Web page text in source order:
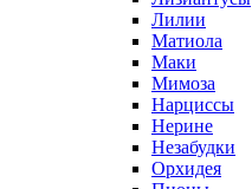
Лилии
Матиола
Маки
Мимоза
Нарциссы
Нерине
Незабудки
Орхидея